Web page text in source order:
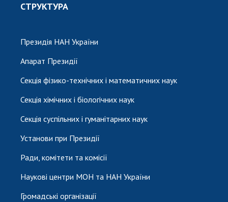
СТРУКТУРА
Президія НАН України
Апарат Президії
Секція фізико-технічних і математичних наук
Секція хімічних і біологічних наук
Секція суспільних і гуманітарних наук
Установи при Президії
Ради, комітети та комісії
Наукові центри МОН та НАН України
Громадські організації